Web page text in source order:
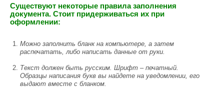
Существуют некоторые правила заполнения
документа. Стоит придерживаться их при
оформлении:
Можно заполнить бланк на компьютере, а затем
распечатать, либо написать данные от руки.
Текст должен быть русским. Шрифт – печатный.
Образцы написания букв вы найдете на уведомлении, его
выдают вместе с бланком.